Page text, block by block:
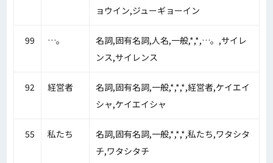
ョウイン,ジューギョーイン
99 …。
名詞,固有名詞,人名,一般,*,*,…。,サイレ
ンス,サイレンス
92 経営者
名詞,固有名詞,一般,*,*,*,経営者,ケイエイ
シャ,ケイエイシャ
55 私たち
名詞,固有名詞,一般,*,*,*,私たち,ワタシタ
チ,ワタシタチ